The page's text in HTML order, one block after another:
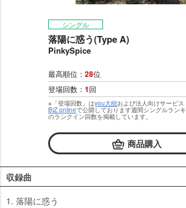
シングル
落陽に惑う(Type A)
PinkySpice
最高順位： 28位
登場回数： 1回
※「登場回数」はyou大樹および法人向けサービス
BiZ onlineで公開しております週間シングルラン
のランクイン回数を掲載しています。
商品購入
収録曲
1. 落陽に惑う